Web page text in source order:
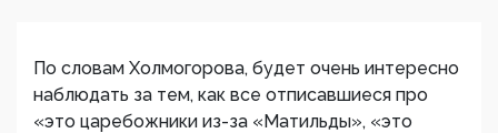
По словам Холмогорова, будет очень интересно
наблюдать за тем, как все отписавшиеся про
«это царебожники из-за «Матильды», «это